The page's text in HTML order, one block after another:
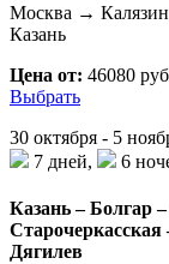
Москва →
Казань
Цена от: 46080
Выбрать
30 октября - 5
7 дней,
6
Казань – Болгар
Старочеркасская
Дягилев